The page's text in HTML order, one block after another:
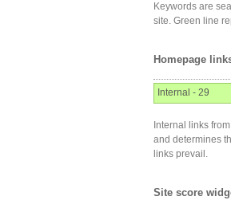
Keywords are
site. Green line
Homepage
Internal - 29
Internal links
and determines
links prevail.
Site score